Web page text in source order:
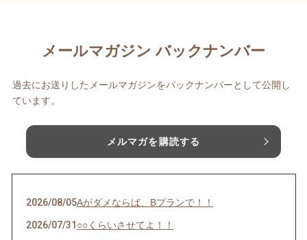
メールマガジン バックナンバー
過去にお送りしたメールマガジンをバックナンバーとして公開し
ています。
メルマガを購読する
2026/08/05Aがダメならば、Bプランで！！
2026/07/31 ○○くらいさせてよ！！